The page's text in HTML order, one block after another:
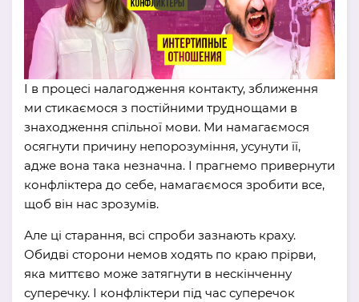
І в процесі налагодження контакту, зближення
ми стикаємося з постійними труднощами в
знаходження спільної мови. Ми намагаємося
осягнути причину непорозуміння, усунути її,
адже вона така незначна. І прагнемо привернути
конфліктера до себе, намагаємося зробити все,
щоб він нас зрозумів.
Але ці старання, всі спроби зазнають краху.
Обидві сторони немов ходять по краю прірви,
яка миттєво може затягнути в нескінченну
суперечку. І конфліктери під час суперечок